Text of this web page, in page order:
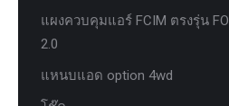
แผงควบคุมแอร์ FCIM ตรงรุ่น
2.0
แหนบแอด option 4wd